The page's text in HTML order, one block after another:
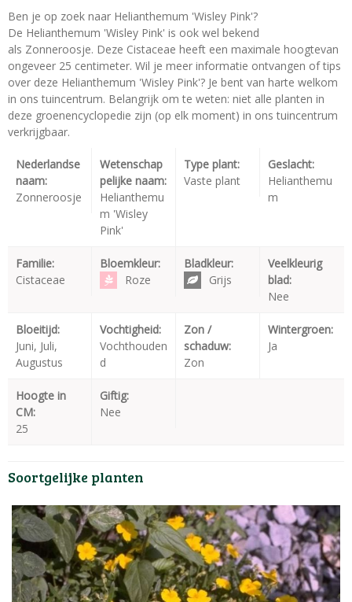
Ben je op zoek naar Helianthemum 'Wisley Pink'?
De Helianthemum 'Wisley Pink' is ook wel bekend
als Zonneroosje. Deze Cistaceae heeft een maximale hoogtevan
ongeveer 25 centimeter. Wil je meer informatie ontvangen of tips
over deze Helianthemum 'Wisley Pink'? Je bent van harte welkom
in ons tuincentrum. Belangrijk om te weten: niet alle planten in
deze groenencyclopedie zijn (op elk moment) in ons tuincentrum
verkrijgbaar.
Nederlandse
naam:
Zonneroosje
Wetenschap
pelijke naam:
Helianthemu
m 'Wisley
Pink'
Type plant:
Vaste plant
Geslacht:
Helianthemu
m
Familie:
Cistaceae
Bloemkleur:
Roze
Bladkleur:
Grijs
Veelkleurig
blad:
Nee
Bloeitijd:
Juni, Juli,
Augustus
Vochtigheid:
Vochthouden
d
Zon /
schaduw:
Zon
Wintergroen:
Ja
Hoogte in
CM:
25
Giftig:
Nee
Soortgelijke planten